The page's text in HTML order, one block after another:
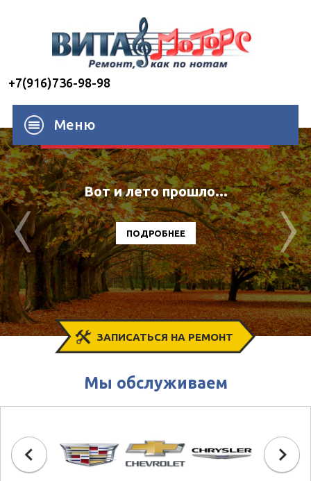
+7(916)736-98-98
Меню
Вот и лето прошло...
ПОДРОБНЕЕ
ЗАПИСАТЬСЯ НА РЕМОНТ
Мы обслуживаем